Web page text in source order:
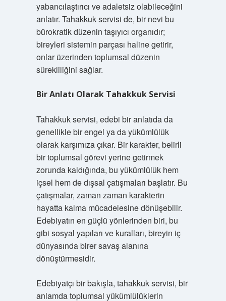
yabancılaştırıcı ve adaletsiz olabileceğini
anlatır. Tahakkuk servisi de, bir nevi bu
bürokratik düzenin taşıyıcı organıdır;
bireyleri sistemin parçası haline getirir,
onlar üzerinden toplumsal düzenin
sürekliliğini sağlar.
Bir Anlatı Olarak Tahakkuk Servisi
Tahakkuk servisi, edebi bir anlatıda da
genellikle bir engel ya da yükümlülük
olarak karşımıza çıkar. Bir karakter, belirli
bir toplumsal görevi yerine getirmek
zorunda kaldığında, bu yükümlülük hem
içsel hem de dışsal çatışmaları başlatır. Bu
çatışmalar, zaman zaman karakterin
hayatta kalma mücadelesine dönüşebilir.
Edebiyatın en güçlü yönlerinden biri, bu
gibi sosyal yapıları ve kuralları, bireyin iç
dünyasında birer savaş alanına
dönüştürmesidir.
Edebiyatçı bir bakışla, tahakkuk servisi, bir
anlamda toplumsal yükümlülüklerin